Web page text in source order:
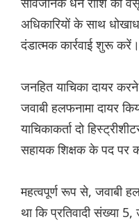
अधिकारियों के साथ
दंडात्मक कार्रवाई शुरू करें।
जनहित याचिका दायर करने
जवाबी हलफनामा दायर
याचिकाकर्ता दो
सहायक शिक्षक के पद पर
महत्वपूर्ण रूप से, जवाबी
था कि प्रतिवादी संख्या